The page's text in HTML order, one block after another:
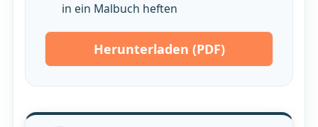
in ein Malbuch heften
Herunterladen (PDF)